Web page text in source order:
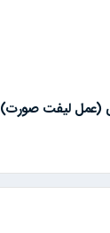
(عمل لیفت صورت)